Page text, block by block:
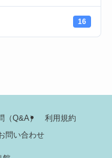
16
（Q&A）
利用規約
問い合わせ